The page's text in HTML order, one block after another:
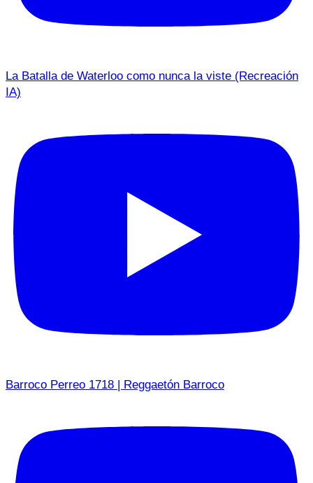
La Batalla de Waterloo como nunca la viste (Recreación
IA)
Barroco Perreo 1718 | Reggaetón Barroco